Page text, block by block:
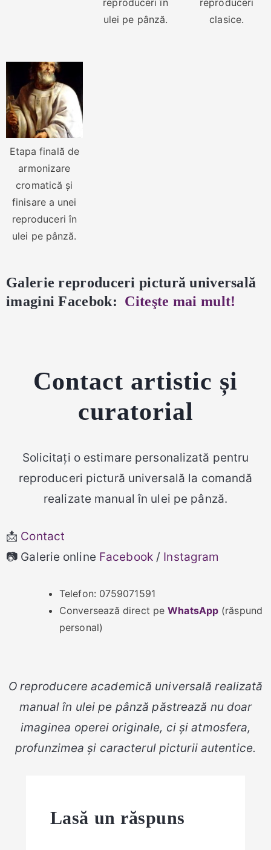
ulei pe pânză.
clasice.
Etapa finală de
armonizare
cromatică și
finisare a unei
reproduceri în
ulei pe pânză.
Galerie reproduceri pictură universală
imagini Facebok: Citeşte mai mult!
Contact artistic și
curatorial
Solicitați o estimare personalizată pentru
reproduceri pictură universală la comandă
realizate manual în ulei pe pânză.
📩 Contact
📷 Galerie online Facebook/ Instagram
Telefon: 0759071591
Conversează direct peWhatsApp (răspund
personal)
O reproducere academică universală realizată
manual în ulei pe pânză păstrează nu doar
imaginea operei originale, ci și atmosfera,
profunzimea și caracterul picturii autentice.
Lasă un răspuns